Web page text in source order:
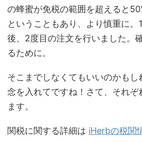
の蜂蜜が免税の範囲を超えると
ということもあり、より慎重に。
後、2度目の注文を行いました。
るために。
そこまでしなくてもいいのかもし
念を入れてですね！さて、それぞ
ます。
関税に関する詳細は iHerbの税関